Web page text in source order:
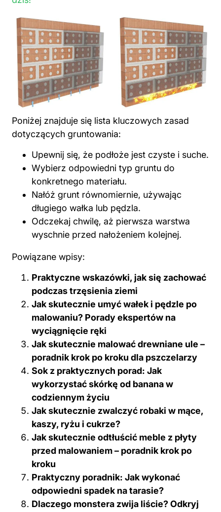
Poniżej znajduje się lista kluczowych zasad
dotyczących gruntowania:
Upewnij się, że podłoże jest czyste i suche.
Wybierz odpowiedni typ gruntu do
konkretnego materiału.
Nałóż grunt równomiernie, używając
długiego wałka lub pędzla.
Odczekaj chwilę, aż pierwsza warstwa
wyschnie przed nałożeniem kolejnej.
Powiązane wpisy:
Praktyczne wskazówki, jak się zachować
podczas trzęsienia ziemi
Jak skutecznie umyć wałek i pędzle po
malowaniu? Porady ekspertów na
wyciągnięcie ręki
Jak skutecznie malować drewniane ule –
poradnik krok po kroku dla pszczelarzy
Sok z praktycznych porad: Jak
wykorzystać skórkę od banana w
codziennym życiu
Jak skutecznie zwalczyć robaki w mące,
kaszy, ryżu i cukrze?
Jak skutecznie odtłuścić meble z płyty
przed malowaniem – poradnik krok po
kroku
Praktyczny poradnik: Jak wykonać
odpowiedni spadek na tarasie?
Dlaczego monstera zwija liście? Odkryj